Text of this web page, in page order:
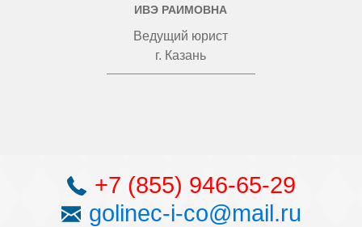
ИВЭ РАИМОВНА
Ведущий юрист
г. Казань
+7 (855) 946-65-29
golinec-i-co@mail.ru